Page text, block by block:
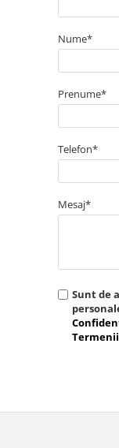
Nume*
Prenume*
Telefon*
Mesaj*
Sunt de